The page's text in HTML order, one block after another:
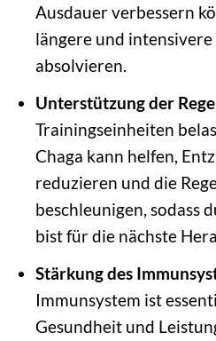
Ausdauer verbessern
längere und
absolvieren.
Unterstützung der
Trainingseinheiten
Chaga kann helfen,
reduzieren und die
beschleunigen, sodass
bist für die nächste
Stärkung des
Immunsystem ist
Gesundheit und